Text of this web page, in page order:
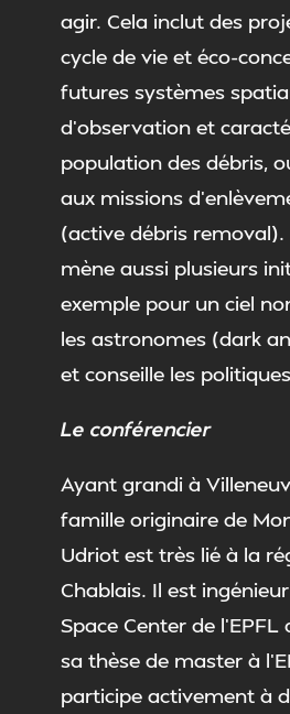
agir. Cela inclut des
cycle de vie et éco-
futures systèmes
d’observation et
population des débris,
aux missions
(active débris removal).
mène aussi plusieurs
exemple pour un ciel
les astronomes (dark
et conseille les
Le conférencier
Ayant grandi à
famille originaire de
Udriot est très lié à la
Chablais. Il est
Space Center de
sa thèse de master à
participe activement à